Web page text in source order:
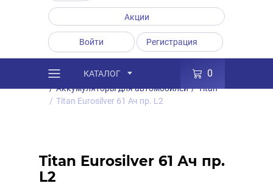
Акции
Войти Регистрация
КАТАЛОГ 0
Каталог / Товары
Аккумуляторы
/ Аккумуляторы для автомобилей / Titan
/ Titan Eurosilver 61 Ач пр. L2
Titan Eurosilver 61 Ач пр.
L2